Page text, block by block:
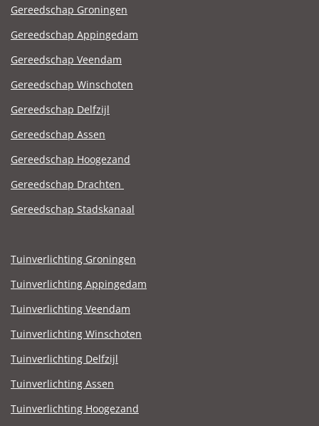
Gereedschap Groningen
Gereedschap Appingedam
Gereedschap Veendam
Gereedschap Winschoten
Gereedschap Delfzijl
Gereedschap Assen
Gereedschap Hoogezand
Gereedschap Drachten
Gereedschap Stadskanaal
Tuinverlichting Groningen
Tuinverlichting Appingedam
Tuinverlichting Veendam
Tuinverlichting Winschoten
Tuinverlichting Delfzijl
Tuinverlichting Assen
Tuinverlichting Hoogezand